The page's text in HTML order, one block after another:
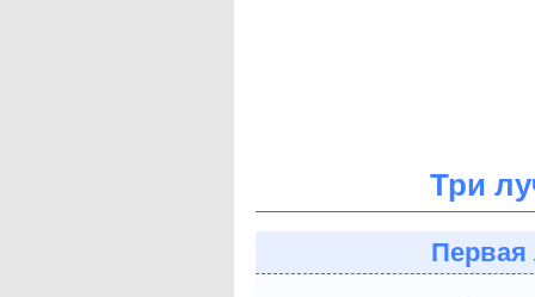
Три
Первая